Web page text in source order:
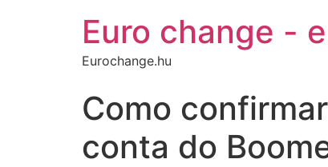
Euro change -
Eurochange.hu
Como
conta do